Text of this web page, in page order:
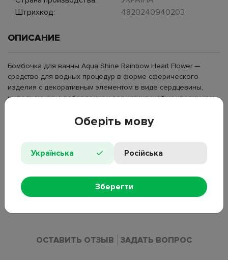
Штрихкод:
4820240940203
ОПИСАНИЕ
Бомбочка для ванны Aqua Shine Rainbow Heart Flower —
средство для водных процедур в форме сферического
изделия с декоративным элементом в виде сердцевины,
выполненное с добавлением ароматической композиции и
постепенно растворяется, создавая пузырьковый эффект и
распространяя цветочный аромат в воде. Внутренний
элемент из мыла сохраняет форму и используется отдельно
после растворения основы для очищения кожи.
Назначение: для ванны, для тела;
Аромат: цветочный;
ОСТАВИТЬ ОТЗЫВ ЗАДАТЬ ВОПРОС
Оберіть мову
Українська Російська
Зберегти